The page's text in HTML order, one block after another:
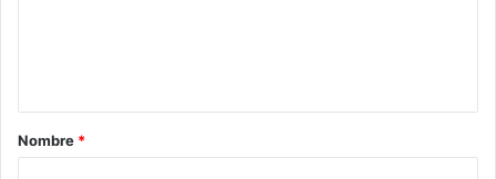
r
Nombre *